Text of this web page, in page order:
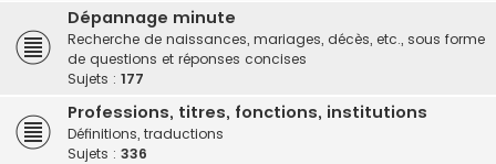
Dépannage minute
Recherche de naissances, mariages, décès, etc., sous forme
de questions et réponses concises
Sujets : 177
Professions, titres, fonctions, institutions
Définitions, traductions
Sujets : 336